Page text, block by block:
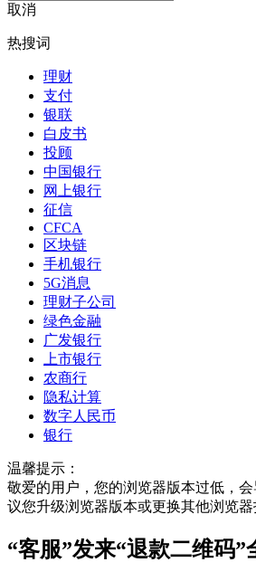
取消
热搜词
理财
支付
银联
白皮书
投顾
中国银行
网上银行
征信
CFCA
区块链
手机银行
5G消息
理财子公司
绿色金融
广发银行
上市银行
农商行
隐私计算
数字人民币
银行
温馨提示：
敬爱的用户，您的浏览器版本过低，
议您升级浏览器版本或更换其他浏览器
“客服”发来“退款二维码”